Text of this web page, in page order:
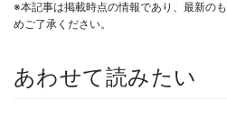
※本記事は掲載時点の情報であり、最新の
めご了承ください。
あわせて読みたい